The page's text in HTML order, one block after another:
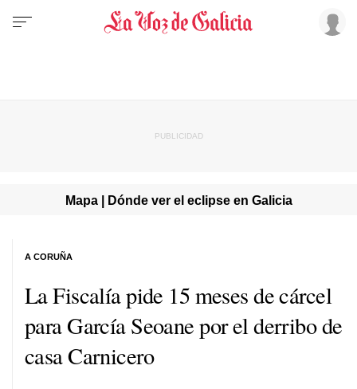
Mapa | Dónde ver el eclipse en Galicia
La Fiscalía pide 15 meses de cárcel
para García Seoane por el derribo de
casa Carnicero
A CORUÑA